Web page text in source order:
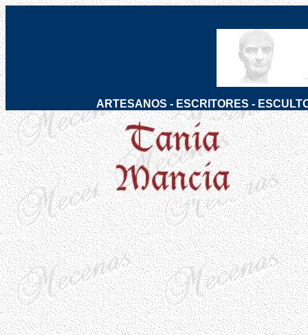
ARTESANOS - ESCRITORES -